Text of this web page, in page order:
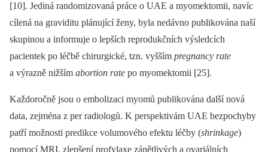
[10]. Jediná randomizovaná práce o UAE a myomektomii, navíc
cílená na graviditu plánující ženy, byla nedávno publikována naší
skupinou a informuje o lepších reprodukčních výsledcích
pacientek po léčbě chirurgické, tzn. vyšším pregnancy rate
a výrazně nižším abortion rate po myomektomii [25].
Každoročně jsou o embolizaci myomů publikována další nová
data, zejména z per radiologů. K perspektivám UAE bezpochyby
patří možnosti predikce volumového efektu léčby (shrinkage)
pomocí MRI, zlepšení profylaxe zánětlivých a ovariálních